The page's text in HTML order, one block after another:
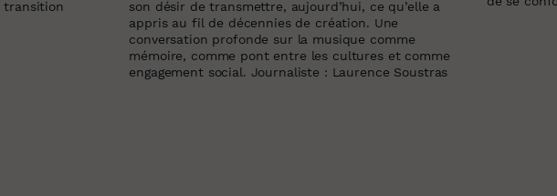
transition
son désir de transmettre, aujourd’hui, ce qu’elle a
appris au fil de décennies de création. Une
conversation profonde sur la musique comme
mémoire, comme pont entre les cultures et comme
engagement social. Journaliste : Laurence Soustras